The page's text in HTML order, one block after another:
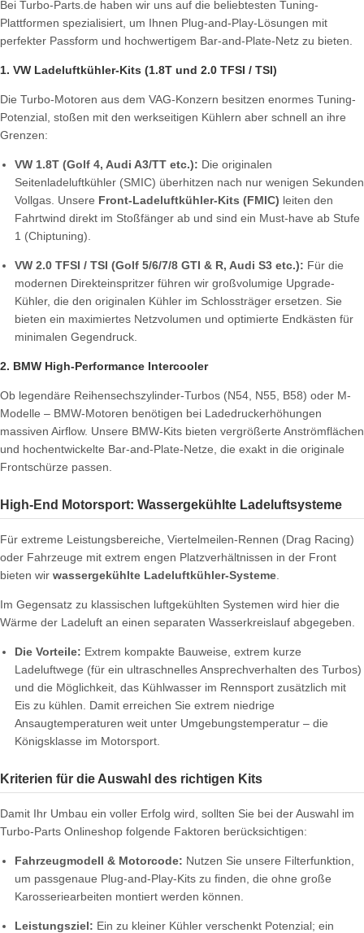
Bei Turbo-Parts.de haben wir uns auf die beliebtesten Tuning-
Plattformen spezialisiert, um Ihnen Plug-and-Play-Lösungen mit
perfekter Passform und hochwertigem Bar-and-Plate-Netz zu bieten.
1. VW Ladeluftkühler-Kits (1.8T und 2.0 TFSI / TSI)
Die Turbo-Motoren aus dem VAG-Konzern besitzen enormes Tuning-
Potenzial, stoßen mit den werkseitigen Kühlern aber schnell an ihre
Grenzen:
VW 1.8T (Golf 4, Audi A3/TT etc.): Die originalen
Seitenladeluftkühler (SMIC) überhitzen nach nur wenigen Sekunden
Vollgas. Unsere Front-Ladeluftkühler-Kits (FMIC) leiten den
Fahrtwind direkt im Stoßfänger ab und sind ein Must-have ab Stufe
1 (Chiptuning).
VW 2.0 TFSI / TSI (Golf 5/6/7/8 GTI & R, Audi S3 etc.): Für die
modernen Direkteinspritzer führen wir großvolumige Upgrade-
Kühler, die den originalen Kühler im Schlossträger ersetzen. Sie
bieten ein maximiertes Netzvolumen und optimierte Endkästen für
minimalen Gegendruck.
2. BMW High-Performance Intercooler
Ob legendäre Reihensechszylinder-Turbos (N54, N55, B58) oder M-
Modelle – BMW-Motoren benötigen bei Ladedruckerhöhungen
massiven Airflow. Unsere BMW-Kits bieten vergrößerte Anströmflächen
und hochentwickelte Bar-and-Plate-Netze, die exakt in die originale
Frontschürze passen.
High-End Motorsport: Wassergekühlte Ladeluftsysteme
Für extreme Leistungsbereiche, Viertelmeilen-Rennen (Drag Racing)
oder Fahrzeuge mit extrem engen Platzverhältnissen in der Front
bieten wir wassergekühlte Ladeluftkühler-Systeme
Im Gegensatz zu klassischen luftgekühlten Systemen wird hier die
Wärme der Ladeluft an einen separaten Wasserkreislauf abgegeben.
Die Vorteile: Extrem kompakte Bauweise, extrem kurze
Ladeluftwege (für ein ultraschnelles Ansprechverhalten des Turbos)
und die Möglichkeit, das Kühlwasser im Rennsport zusätzlich mit
Eis zu kühlen. Damit erreichen Sie extrem niedrige
Ansaugtemperaturen weit unter Umgebungstemperatur – die
Königsklasse im Motorsport.
Kriterien für die Auswahl des richtigen Kits
Damit Ihr Umbau ein voller Erfolg wird, sollten Sie bei der Auswahl im
Turbo-Parts Onlineshop folgende Faktoren berücksichtigen:
Fahrzeugmodell & Motorcode: Nutzen Sie unsere Filterfunktion,
um passgenaue Plug-and-Play-Kits zu finden, die ohne große
Karosseriearbeiten montiert werden können.
Leistungsziel: Ein zu kleiner Kühler verschenkt Potenzial; ein